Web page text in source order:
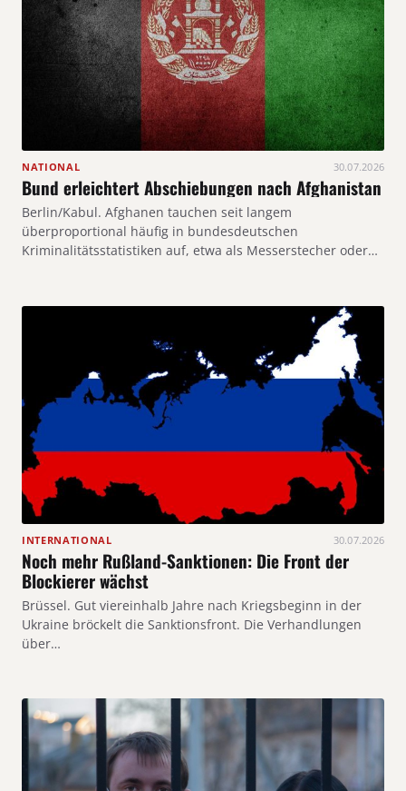
NATIONAL 30.07.2026
Bund erleichtert Abschiebungen nach Afghanistan
Berlin/Kabul. Afghanen tauchen seit langem
überproportional häufig in bundesdeutschen
Kriminalitätsstatistiken auf, etwa als Messerstecher oder…
INTERNATIONAL 30.07.2026
Noch mehr Rußland-Sanktionen: Die Front der
Blockierer wächst
Brüssel. Gut viereinhalb Jahre nach Kriegsbeginn in der
Ukraine bröckelt die Sanktionsfront. Die Verhandlungen
über…